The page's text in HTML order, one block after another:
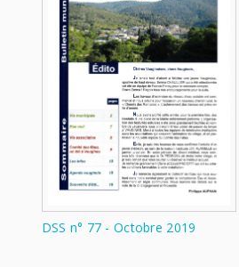
DSS n° 77 - Octobre 2019